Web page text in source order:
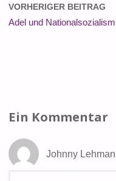
VORHERIGER BEITRAG
Adel und
Ein Kommentar
Johnny